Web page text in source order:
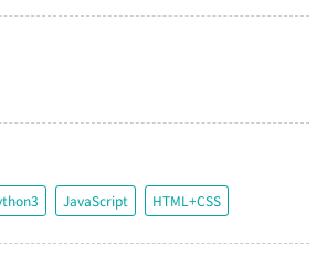
JavaScript HTML+CSS